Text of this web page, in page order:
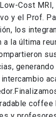
Cost
y el Prof.
los
la última
coffee